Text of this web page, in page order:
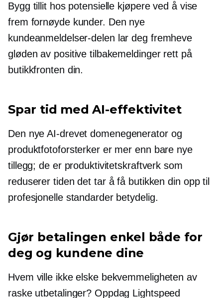
Bygg tillit hos potensielle kjøpere ved å vise
frem fornøyde kunder. Den nye
kundeanmeldelser-delen lar deg fremheve
gløden av positive tilbakemeldinger rett på
butikkfronten din.
Spar tid med AI-effektivitet
Den nyeAI-drevet domenegenerator og
produktfotoforsterker er mer enn bare nye
tillegg; de er produktivitetskraftverk som
reduserer tiden det tar å få butikken din opp til
profesjonelle standarder betydelig.
Gjør betalingen enkel både for
deg og kundene dine
Hvem ville ikke elske bekvemmeligheten av
raske utbetalinger? Oppdag Lightspeed